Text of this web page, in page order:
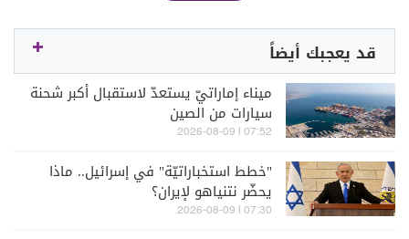
قد يعجبك أيضاً
ميناء إماراتيّ يستعدّ لاستقبال أكبر شحنة
سيارات من الصين
07:52 | 2026-08-09
"خطط استخباراتيّة" في إسرائيل.. ماذا
يحضّر نتنياهو لإيران؟
07:30 | 2026-08-09